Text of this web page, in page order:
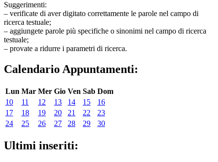
Suggerimenti:
– verificate di aver digitato correttamente le parole nel campo di
ricerca testuale;
– aggiungete parole più specifiche o sinonimi nel campo di ricerca
testuale;
– provate a ridurre i parametri di ricerca.
Calendario Appuntamenti:
Lun Mar Mer Gio Ven Sab Dom
10
11 12 13 14 15
16
17
18 19 20 21 22
23
24
25 26 27 28 29 30
Ultimi inseriti: